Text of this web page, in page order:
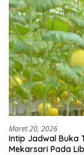
Maret 20, 2026
Intip Jadwal Buka
Mekarsari Pada